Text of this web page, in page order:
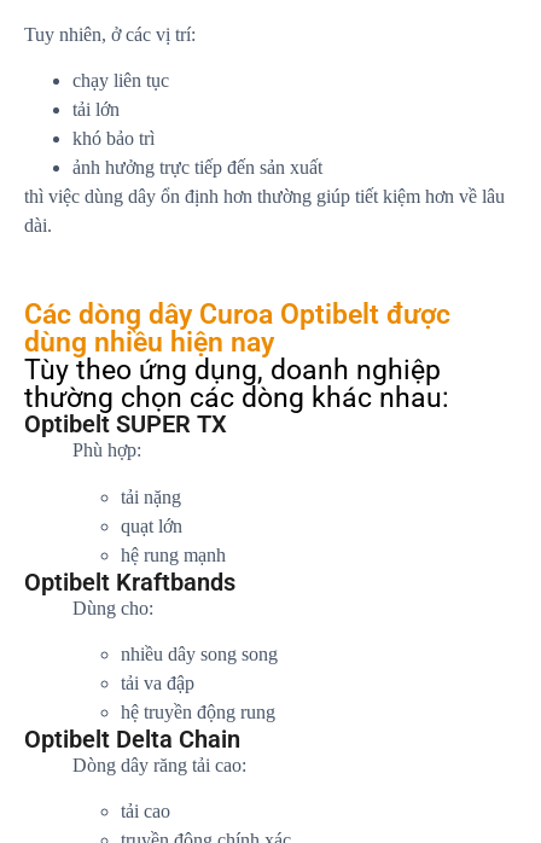
Tuy nhiên, ở các vị trí:
chạy liên tục
tải lớn
khó bảo trì
ảnh hưởng trực tiếp đến sản xuất
thì việc dùng dây ổn định hơn thường giúp tiết kiệm hơn về lâu
dài.
Các dòng dây Curoa Optibelt được
dùng nhiều hiện nay
Tùy theo ứng dụng, doanh nghiệp
thường chọn các dòng khác nhau:
Optibelt SUPER TX
Phù hợp:
tải nặng
quạt lớn
hệ rung mạnh
Optibelt Kraftbands
Dùng cho:
nhiều dây song song
tải va đập
hệ truyền động rung
Optibelt Delta Chain
Dòng dây răng tải cao:
tải cao